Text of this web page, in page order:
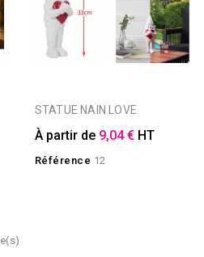
STATUE NAIN LOVE
À partir de 9,04 € HT
Référence 12